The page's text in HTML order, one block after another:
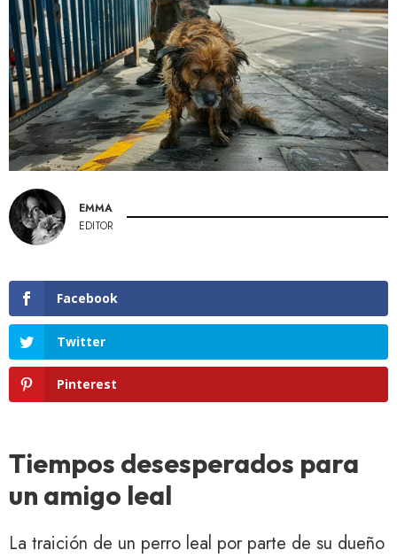
EMMA
EDITOR
Facebook
Twitter
Pinterest
Tiempos desesperados para
un amigo leal
La traición de un perro leal por parte de su dueño